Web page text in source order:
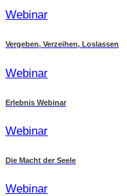
Webinar
Vergeben, Verzeihen, Loslassen
Webinar
Erlebnis Webinar
Webinar
Die Macht der Seele
Webinar